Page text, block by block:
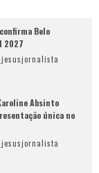
Belo
2027
Absinto
única no